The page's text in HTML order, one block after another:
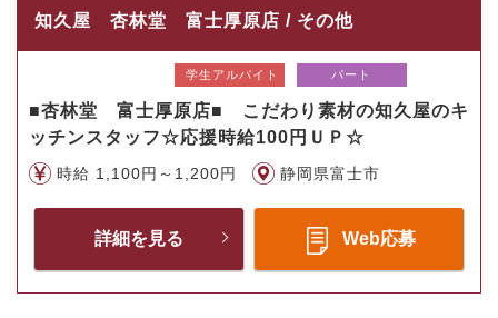
知久屋 杏林堂 富士厚原店 / その他
学生アルバイト パート
■杏林堂 富士厚原店■ こだわり素材の知久屋のキ
ッチンスタッフ☆応援時給100円ＵＰ☆
時給 1,100円～1,200円 静岡県富士市
詳細を見る Web応募